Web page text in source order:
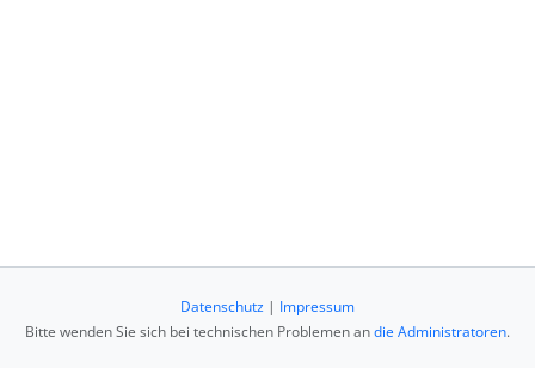
Datenschutz | Impressum
Bitte wenden Sie sich bei technischen Problemen andie Administratoren.